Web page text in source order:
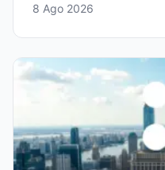
8 Ago 2026